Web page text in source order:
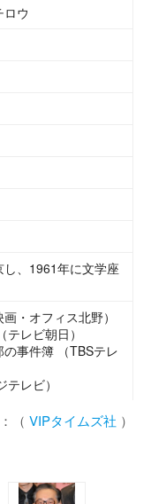
ウ
、1961年に文学座
・オフィス北野）
レビ朝日）
事件簿 （TBSテレ
レビ）
（ VIPタイムズ社 ）